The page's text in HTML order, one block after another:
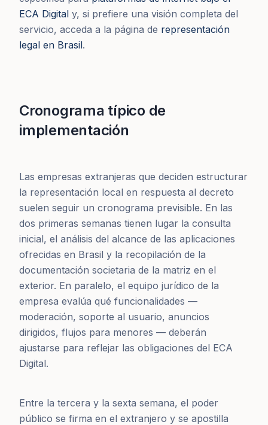
ECA Digital y, si prefiere una visión completa del
servicio, acceda a la página de representación
legal en Brasil.
Cronograma típico de
implementación
Las empresas extranjeras que deciden estructurar
la representación local en respuesta al decreto
suelen seguir un cronograma previsible. En las
dos primeras semanas tienen lugar la consulta
inicial, el análisis del alcance de las aplicaciones
ofrecidas en Brasil y la recopilación de la
documentación societaria de la matriz en el
exterior. En paralelo, el equipo jurídico de la
empresa evalúa qué funcionalidades —
moderación, soporte al usuario, anuncios
dirigidos, flujos para menores — deberán
ajustarse para reflejar las obligaciones del ECA
Digital.
Entre la tercera y la sexta semana, el poder
público se firma en el extranjero y se apostilla